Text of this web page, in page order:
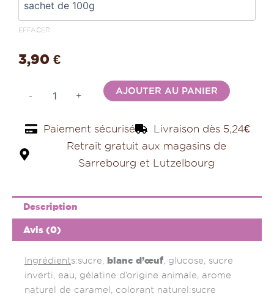
EFFACER
3,90 €
- + AJOUTER AU PANIER
Paiement sécurisé
Livraison dès 5,24€
Retrait gratuit aux magasins de
Sarrebourg et Lutzelbourg
Description
Avis (0)
Ingrédients:sucre, blanc d’œuf, glucose, sucre
inverti, eau, gélatine d’origine animale, arome
naturel de caramel, colorant naturel:sucre